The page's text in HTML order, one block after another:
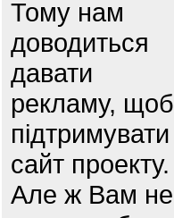
Тому нам
доводиться
давати
рекламу, щоб
підтримувати
сайт проекту.
Але ж Вам не